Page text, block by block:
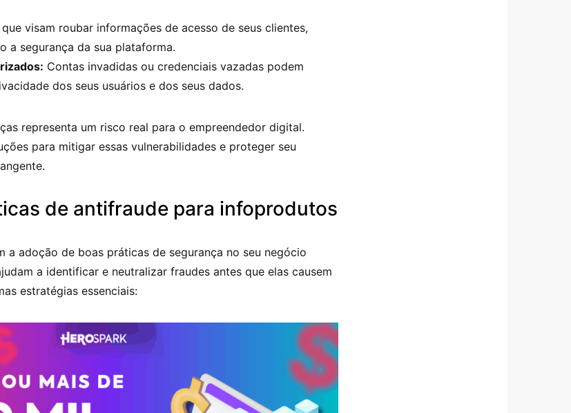
visam roubar informações de acesso de seus clientes,
a segurança da sua plataforma.
Contas invadidas ou credenciais vazadas podem
dos seus usuários e dos seus dados.
representa um risco real para o empreendedor digital.
para mitigar essas vulnerabilidades e proteger seu
de antifraude para infoprodutos
a adoção de boas práticas de segurança no seu negócio
a identificar e neutralizar fraudes antes que elas causem
estratégias essenciais: